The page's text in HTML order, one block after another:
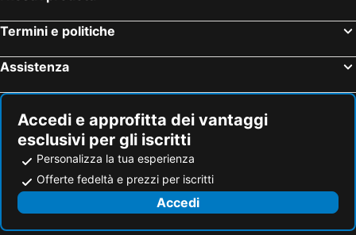
Termini e politiche
Assistenza
Accedi e approfitta dei vantaggi
esclusivi per gli iscritti
Personalizza la tua esperienza
Offerte fedeltà e prezzi per iscritti
Accedi